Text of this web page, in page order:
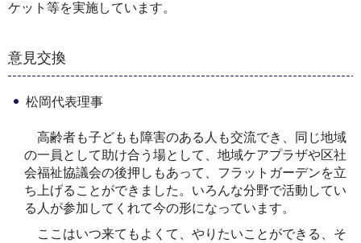
ケット等を実施しています。
意見交換
松岡代表理事
高齢者も子どもも障害のある人も交流でき、同じ地域
の一員として助け合う場として、地域ケアプラザや区社
会福祉協議会の後押しもあって、フラットガーデンを立
ち上げることができました。いろんな分野で活動してい
る人が参加してくれて今の形になっています。
ここはいつ来てもよくて、やりたいことができる、そ